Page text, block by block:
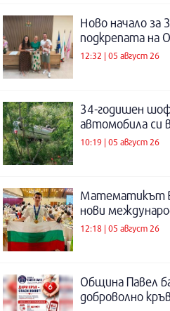
Ново начало за
подкрепата на
12:32 | 05 август 26
34-годишен
автомобила си
10:19 | 05 август 26
Математикът
нови
12:18 | 05 август 26
Община Павел
доброволно